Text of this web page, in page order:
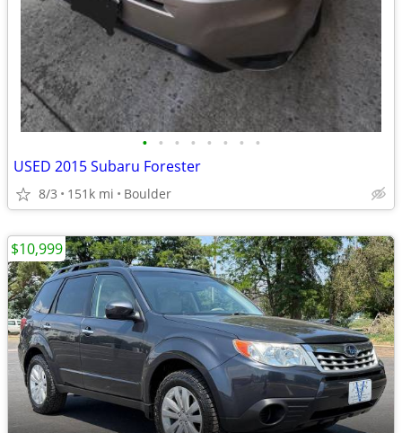
• • • • • • • •
USED 2015 Subaru Forester
8/3 151k mi Boulder
$10,999